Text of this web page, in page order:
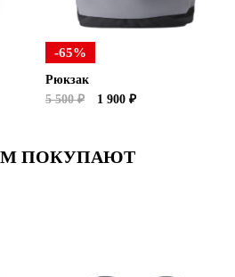
-65%
Рюкзак
5 500 ₽
1 900 ₽
ПОКУПАЮТ